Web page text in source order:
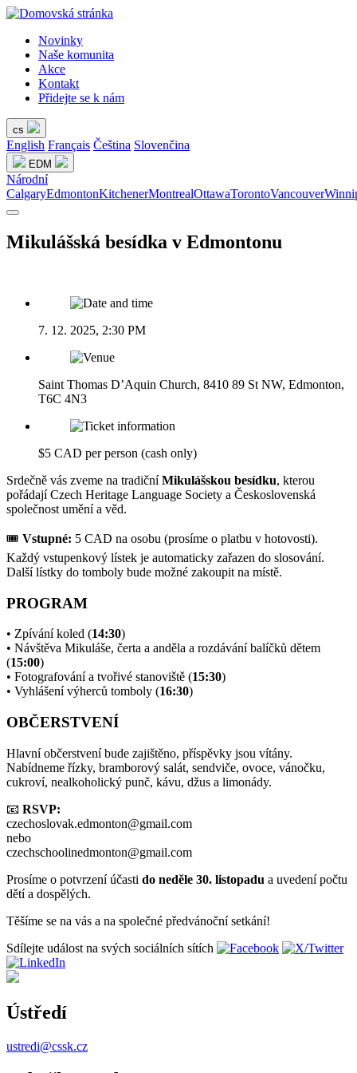
Novinky
Naše komunita
Akce
Kontakt
Přidejte se k nám
cs
English Français Čeština Slovenčina
EDM
Národní
CalgaryEdmontonKitchenerMontrealOttawaTorontoVancouver
Mikulášská besídka v Edmontonu
7. 12. 2025, 2:30 PM
Saint Thomas D’Aquin Church, 8410 89 St NW, Edmonton,
T6C 4N3
$5 CAD per person (cash only)
Srdečně vás zveme na tradičníMikulášskou besídku, kterou
pořádají Czech Heritage Language Society a Československá
společnost umění a věd.
🎟 Vstupné: 5 CAD na osobu (prosíme o platbu v hotovosti).
Každý vstupenkový lístek je automaticky zařazen do slosování.
Další lístky do tomboly bude možné zakoupit na místě.
PROGRAM
• Zpívání koled (14:30)
• Návštěva Mikuláše, čerta a anděla a rozdávání balíčků dětem
(15:00)
• Fotografování a tvořivé stanoviště (15:30)
• Vyhlášení výherců tomboly (16:30)
OBČERSTVENÍ
Hlavní občerstvení bude zajištěno, příspěvky jsou vítány.
Nabídneme řízky, bramborový salát, sendviče, ovoce, vánočku,
cukroví, nealkoholický punč, kávu, džus a limonády.
📧 RSVP:
czechoslovak.edmonton@gmail.com
nebo
czechschoolinedmonton@gmail.com
Prosíme o potvrzení účasti do neděle 30. listopadu a uvedení počtu
dětí a dospělých.
Těšíme se na vás a na společné předvánoční setkání!
Sdílejte událost na svých sociálních sítích
Ústředí
ustredi@cssk.cz